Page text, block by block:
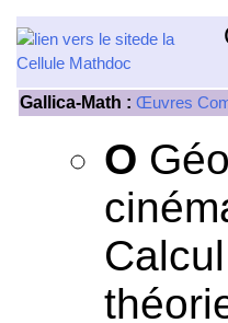
Gallica-Math : Œuvres
O